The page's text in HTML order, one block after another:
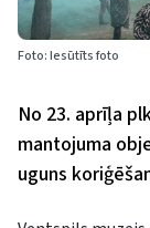
Foto: Iesūtīts foto
No 23. aprīļa
mantojuma
uguns